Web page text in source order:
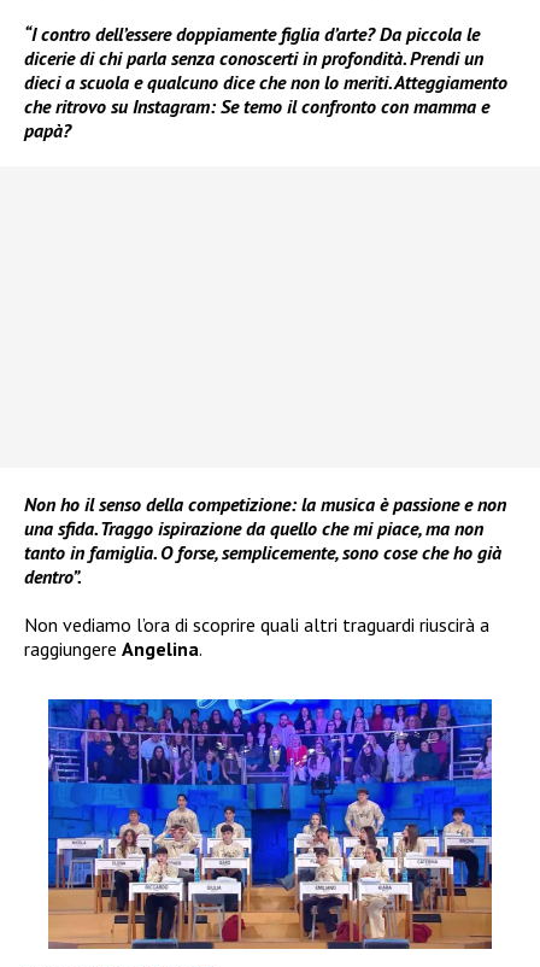
“I contro dell’essere doppiamente figlia d’arte? Da piccola le
dicerie di chi parla senza conoscerti in profondità. Prendi un
dieci a scuola e qualcuno dice che non lo meriti. Atteggiamento
che ritrovo su Instagram: Se temo il confronto con mamma e
papà?
Non ho il senso della competizione: la musica è passione e non
una sfida. Traggo ispirazione da quello che mi piace, ma non
tanto in famiglia. O forse, semplicemente, sono cose che ho già
dentro”.
Non vediamo l’ora di scoprire quali altri traguardi riuscirà a
raggiungere Angelina.